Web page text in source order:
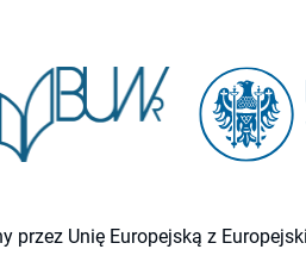
Unię Europejską z